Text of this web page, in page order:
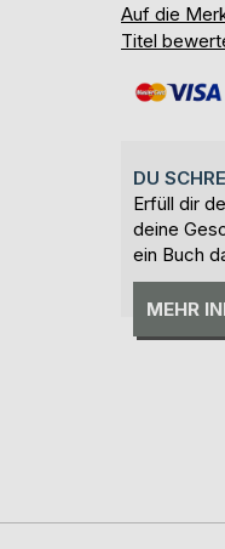
Auf die
Titel
DU
Erfüll dir
deine
ein Buch
MEHR